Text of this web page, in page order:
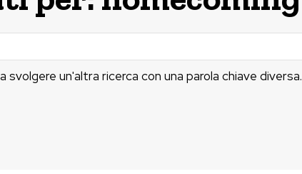
svolgere un'altra ricerca con una parola chiave diversa.